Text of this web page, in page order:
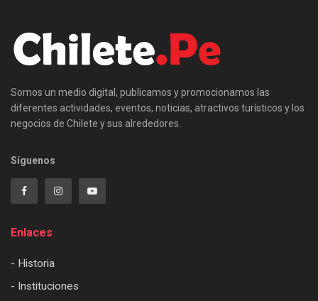
Somos un medio digital, publicamos y promocionamos las
diferentes actividades, eventos, noticias, atractivos turísticos y los
negocios de Chilete y sus alrededores.
Síguenos
Enlaces
- Historia
- Instituciones